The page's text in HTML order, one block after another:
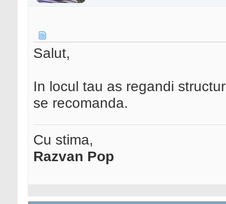
Salut,
In locul tau as regandi
se recomanda.
Cu stima,
Razvan Pop